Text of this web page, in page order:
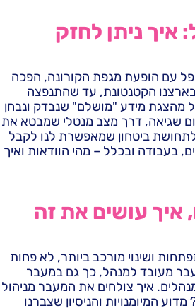
איך ניתן לחזק
עם הופעת מגפת הקורונה, הפכה
הקטנטונת, עד שהתנפצה
מהצגת מידע "מושלם" שנבדק ונבחן
שגיאה, דרך מצב מנטלי שמבטא את
ביטחון שמאפשרת לנו לקבל
בעבודה ובכלל – מהי הוודאות ואיך
איך עושים את זה
ושינוי מורכב ביותר, לא פחות
מעובד למנהל, כך גם במעבר
איך צולחים את המעבר מניהול
המיומנויות והניסיון שצברנו